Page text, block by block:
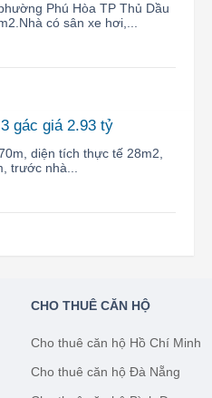
Phú Hòa TP Thủ Dầu
có sân xe hơi,...
gác giá 2.93 tỷ
diện tích thực tế 28m2,
trước nhà...
CHO THUÊ CĂN HỘ
Cho thuê căn hộ Hồ Chí Minh
Cho thuê căn hộ Đà Nẵng